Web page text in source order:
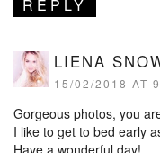
REPLY
LIENA
15/02/2018 AT
Gorgeous photos, you
I like to get to bed early